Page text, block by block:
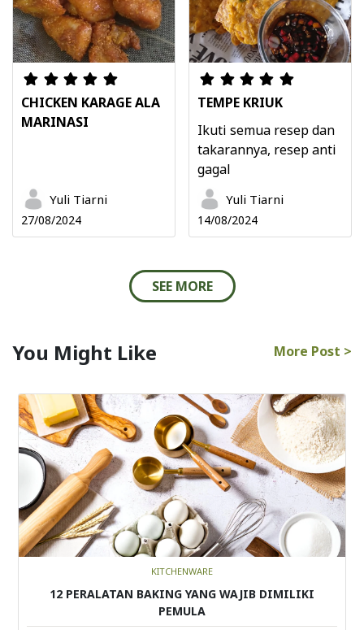
CHICKEN KARAGE ALA
MARINASI
Yuli Tiarni
27/08/2024
TEMPE KRIUK
Ikuti semua resep dan
takarannya, resep anti
gagal
Yuli Tiarni
14/08/2024
SEE MORE
You Might Like More Post >
KITCHENWARE
12 PERALATAN BAKING YANG WAJIB DIMILIKI
PEMULA